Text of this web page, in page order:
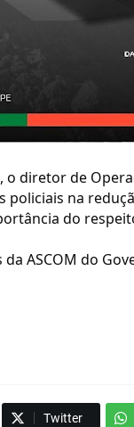
o diretor de
policiais na
do
ASCOM do
Twitter